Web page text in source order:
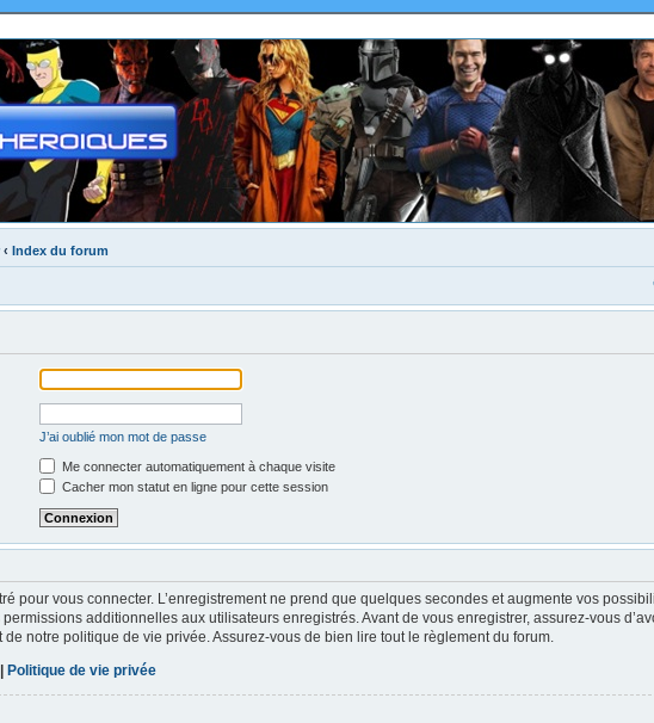
‹ Index du forum
J’ai oublié mon mot de passe
Me connecter automatiquement à chaque visite
Cacher mon statut en ligne pour cette session
pour vous connecter. L’enregistrement ne prend que quelques secondes et augmente vos
additionnelles aux utilisateurs enregistrés. Avant de vous enregistrer, assurez-vous
de notre politique de vie privée. Assurez-vous de bien lire tout le règlement du forum.
| Politique de vie privée